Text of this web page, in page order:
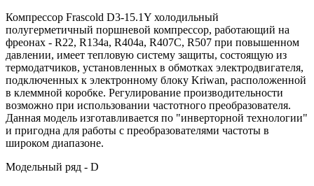
Компрессор Frascold D3-15.1Y холодильный
полугерметичный поршневой компрессор, работающий на
фреонах - R22, R134a, R404a, R407C, R507 при повышенном
давлении, имеет тепловую систему защиты, состоящую из
термодатчиков, установленных в обмотках электродвигателя,
подключенных к электронному блоку Kriwan, расположенной
в клеммной коробке. Регулирование производительности
возможно при использовании частотного преобразователя.
Данная модель изготавливается по "инверторной технологии"
и пригодна для работы с преобразователями частоты в
широком диапазоне.
Модельный ряд - D